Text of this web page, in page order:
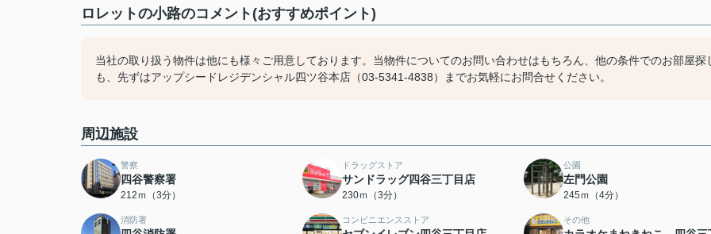
ロレットの小路のコメント(おすすめポイント)
当社の取り扱う物件は他にも様々ご用意しております。当物件についてのお問い合わせはもちろん、他の条件でのお部屋探
も、先ずはアップシードレジデンシャル四ツ谷本店（03-5341-4838）までお気軽にお問合せください。
周辺施設
警察
四谷警察署
212ｍ（3分）
ドラッグストア
サンドラッグ四谷三丁目店
230ｍ（3分）
公園
左門公園
245ｍ（4分）
消防署 コンビニエンスストア その他